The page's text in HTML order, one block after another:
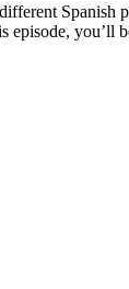
Spanish
episode, you’ll